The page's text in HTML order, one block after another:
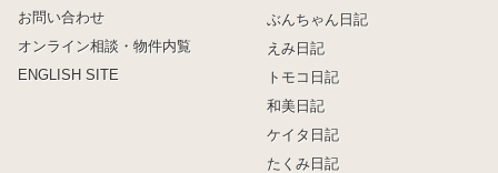
お問い合わせ
オンライン相談・物件内覧
ENGLISH SITE
ぶんちゃん日記
えみ日記
トモコ日記
和美日記
ケイタ日記
たくみ日記